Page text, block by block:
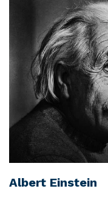
Albert Einstein